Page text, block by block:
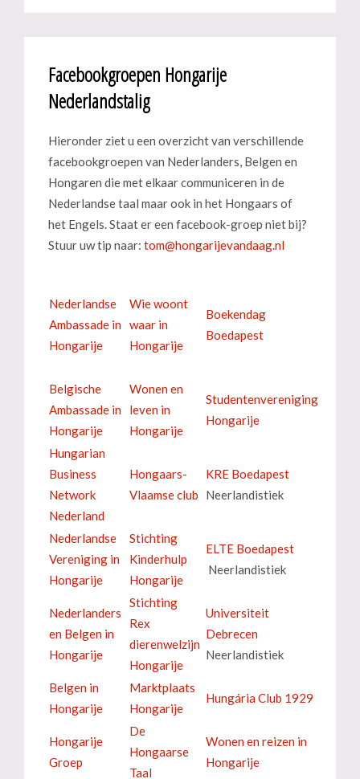
Facebookgroepen Hongarije
Nederlandstalig
Hieronder ziet u een overzicht van verschillende
facebookgroepen van Nederlanders, Belgen en
Hongaren die met elkaar communiceren in de
Nederlandse taal maar ook in het Hongaars of
het Engels. Staat er een facebook-groep niet bij?
Stuur uw tip naar:
Nederlandse
Ambassade in
Hongarije
Wie woont
waar in
Hongarije
Boekendag
Boedapest
Belgische
Ambassade in
Hongarije
Wonen en
leven in
Hongarije
Studentenvereniging
Hongarije
Hungarian
Business
Network
Nederland
Hongaars-
Vlaamse club
KRE Boedapest
Neerlandistiek
Nederlandse
Vereniging in
Hongarije
Stichting
Kinderhulp
Hongarije
ELTE Boedapest
Neerlandistiek
Nederlanders
en Belgen in
Hongarije
Stichting
Rex
dierenwelzijn
Hongarije
Universiteit
Debrecen
Neerlandistiek
Belgen in
Hongarije
Marktplaats
Hongarije
Hungária Club 1929
Hongarije
Groep
De
Hongaarse
Taal
Wonen en reizen in
Hongarije